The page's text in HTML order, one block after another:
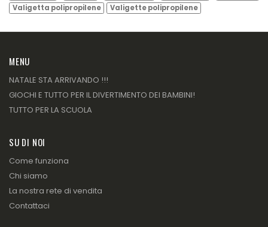
Valigetta polipropilene
Valigette polipropilene
MENU
NATALE STA ARRIVANDO !!!
GIOCHI E TUTTO PER IL DIVERTIMENTO DEI BAMBINI!
TUTTO PER LA SCUOLA
SU DI NOI
Come funziona
Chi siamo
La nostra rete di vendita
Contattaci